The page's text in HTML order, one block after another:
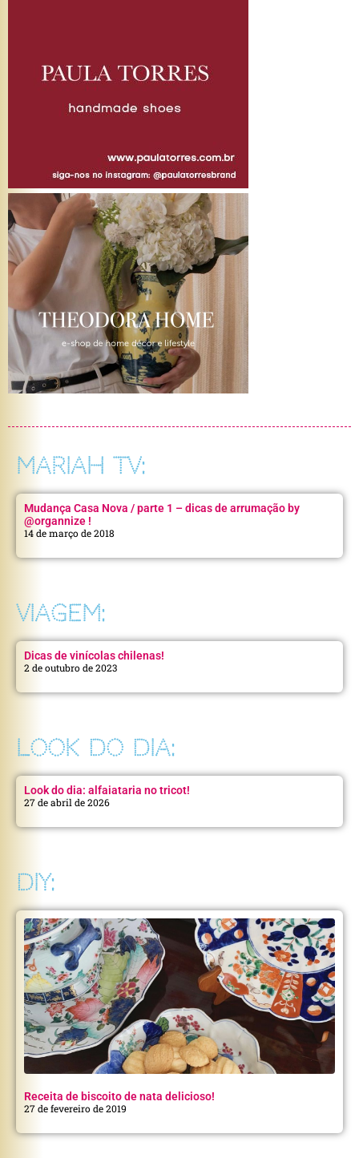
MARIAH TV:
Mudança Casa Nova / parte 1 – dicas de arrumação by
@organnize !
14 de março de 2018
VIAGEM:
Dicas de vinícolas chilenas!
2 de outubro de 2023
LOOK DO DIA:
Look do dia: alfaiataria no tricot!
27 de abril de 2026
DIY:
Receita de biscoito de nata delicioso!
27 de fevereiro de 2019